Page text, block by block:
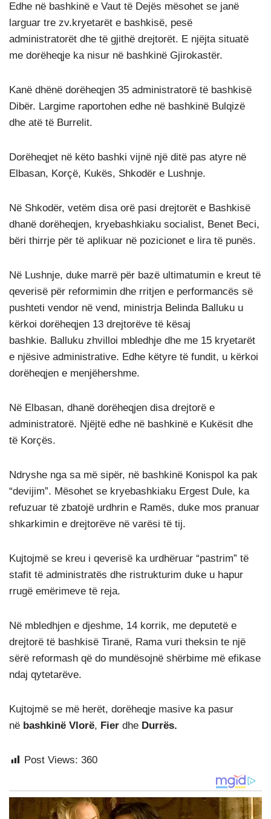
Edhe në bashkinë e Vaut të Dejës mësohet se janë
larguar tre zv.kryetarët e bashkisë, pesë
administratorët dhe të gjithë drejtorët. E njëjta situatë
me dorëheqje ka nisur në bashkinë Gjirokastër.
Kanë dhënë dorëheqjen 35 administratorë të bashkisë
Dibër. Largime raportohen edhe në bashkinë Bulqizë
dhe atë të Burrelit.
Dorëheqjet në këto bashki vijnë një ditë pas atyre në
Elbasan, Korçë, Kukës, Shkodër e Lushnje.
Në Shkodër, vetëm disa orë pasi drejtorët e Bashkisë
dhanë dorëheqjen, kryebashkiaku socialist, Benet Beci,
bëri thirrje për të aplikuar në pozicionet e lira të punës.
Në Lushnje, duke marrë për bazë ultimatumin e kreut të
qeverisë për reformimin dhe rritjen e performancës së
pushteti vendor në vend, ministrja Belinda Balluku u
kërkoi dorëheqjen 13 drejtorëve të kësaj
bashkie. Balluku zhvilloi mbledhje dhe me 15 kryetarët
e njësive administrative. Edhe këtyre të fundit, u kërkoi
dorëheqjen e menjëhershme.
Në Elbasan, dhanë dorëheqjen disa drejtorë e
administratorë. Njëjtë edhe në bashkinë e Kukësit dhe
të Korçës.
Ndryshe nga sa më sipër, në bashkinë Konispol ka pak
“devijim”. Mësohet se kryebashkiaku Ergest Dule, ka
refuzuar të zbatojë urdhrin e Ramës, duke mos pranuar
shkarkimin e drejtorëve në varësi të tij.
Kujtojmë se kreu i qeverisë ka urdhëruar “pastrim” të
stafit të administratës dhe ristrukturim duke u hapur
rrugë emërimeve të reja.
Në mbledhjen e djeshme, 14 korrik, me deputetë e
drejtorë të bashkisë Tiranë, Rama vuri theksin te një
sërë reformash që do mundësojnë shërbime më efikase
ndaj qytetarëve.
Kujtojmë se më herët, dorëheqje masive ka pasur
në bashkinë Vlorë, Fier dhe Durrës.
Post Views: 360